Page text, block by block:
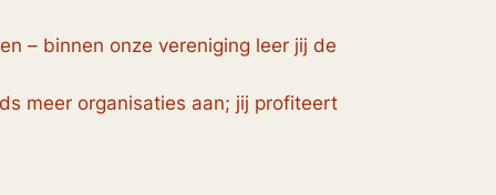
– binnen onze vereniging leer jij de
meer organisaties aan; jij profiteert